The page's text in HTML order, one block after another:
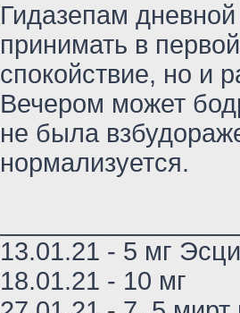
Гидазепам
принимать в
спокойствие, но и
Вечером может
не была
нормализуется.
13.01.21 - 5 мг
18.01.21 - 10 мг